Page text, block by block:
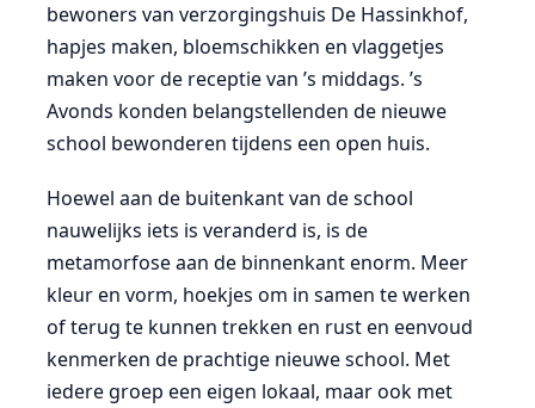
bewoners van verzorgingshuis De Hassinkhof,
hapjes maken, bloemschikken en vlaggetjes
maken voor de receptie van ’s middags. ’s
Avonds konden belangstellenden de nieuwe
school bewonderen tijdens een open huis.
Hoewel aan de buitenkant van de school
nauwelijks iets is veranderd is, is de
metamorfose aan de binnenkant enorm. Meer
kleur en vorm, hoekjes om in samen te werken
of terug te kunnen trekken en rust en eenvoud
kenmerken de prachtige nieuwe school. Met
iedere groep een eigen lokaal, maar ook met